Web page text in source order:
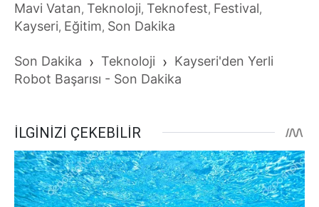
Mavi Vatan, Teknoloji, Teknofest, Festival,
Kayseri, Eğitim, Son Dakika
Son Dakika › Teknoloji › Kayseri'den Yerli
Robot Başarısı - Son Dakika